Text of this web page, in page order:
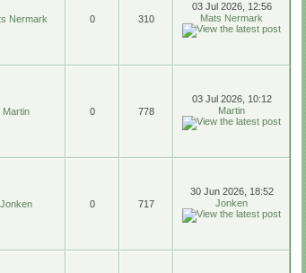
Nermark 0 310
03 Jul 2026, 12:56
Mats Nermark
Martin 0 778
03 Jul 2026, 10:12
Martin
Jonken 0 717
30 Jun 2026, 18:52
Jonken